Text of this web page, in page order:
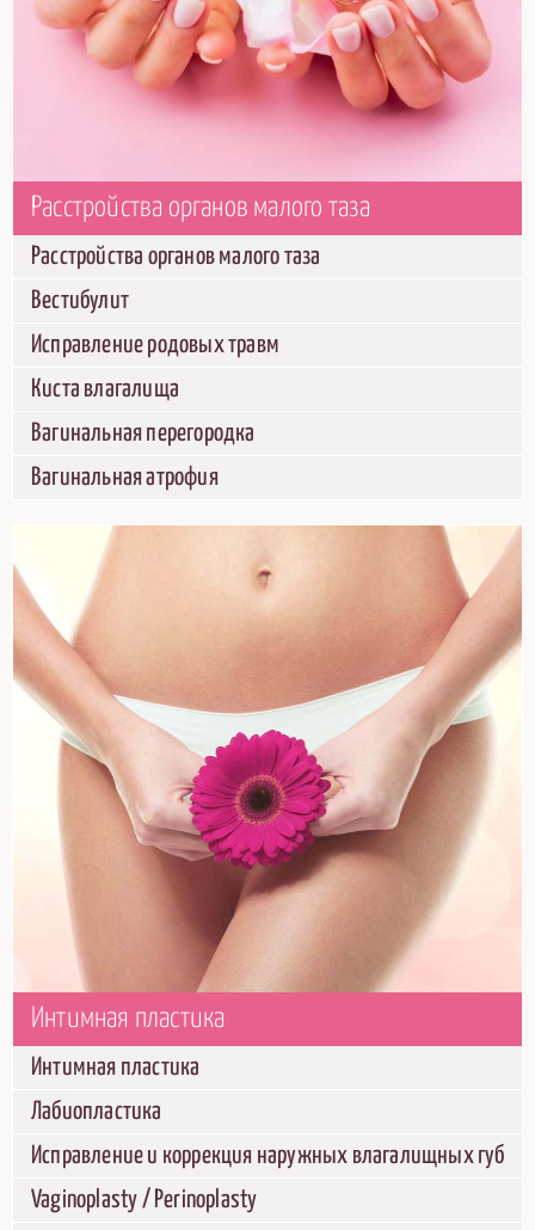
Расстройства органов малого таза
Расстройства органов малого таза
Вестибулит
Исправление родовых травм
Киста влагалища
Вагинальная перегородка
Вагинальная атрофия
Интимная пластика
Интимная пластика
Лабиопластика
Исправление и коррекция наружных влагалищных губ
Vaginoplasty / Perinoplasty